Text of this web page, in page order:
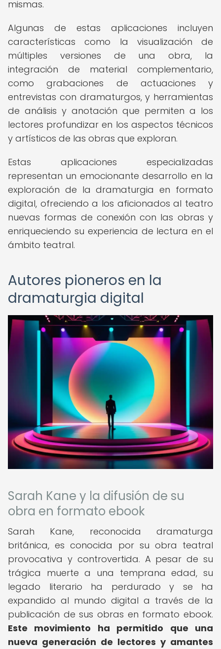
mismas.
Algunas de estas aplicaciones incluyen
características como la visualización de
múltiples versiones de una obra, la
integración de material complementario,
como grabaciones de actuaciones y
entrevistas con dramaturgos, y herramientas
de análisis y anotación que permiten a los
lectores profundizar en los aspectos técnicos
y artísticos de las obras que exploran.
Estas aplicaciones especializadas
representan un emocionante desarrollo en la
exploración de la dramaturgia en formato
digital, ofreciendo a los aficionados al teatro
nuevas formas de conexión con las obras y
enriqueciendo su experiencia de lectura en el
ámbito teatral.
Autores pioneros en la
dramaturgia digital
Sarah Kane y la difusión de su
obra en formato ebook
Sarah Kane, reconocida dramaturga
británica, es conocida por su obra teatral
provocativa y controvertida. A pesar de su
trágica muerte a una temprana edad, su
legado literario ha perdurado y se ha
expandido al mundo digital a través de la
publicación de sus obras en formato ebook.
Este movimiento ha permitido que una
nueva generación de lectores y amantes